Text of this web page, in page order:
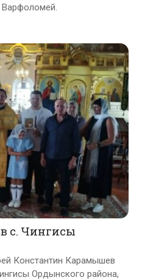
с. Чингисы
Константин Карамышев
Ордынского района,